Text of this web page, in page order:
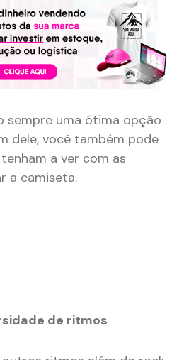
sempre uma ótima opção
dele, você também pode
a ver com as
a camiseta.
de ritmos